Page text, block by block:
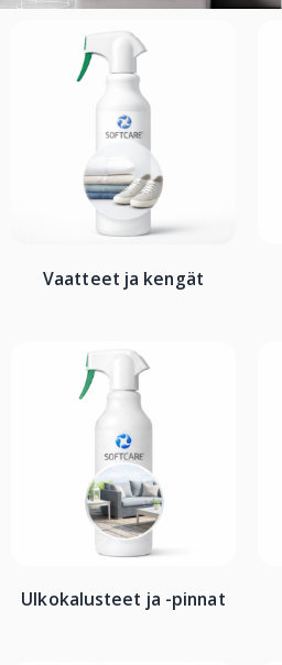
Vaatteet ja kengät
Ulkokalusteet ja -pinnat